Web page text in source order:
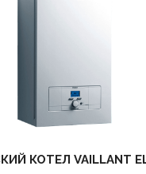
КОТЕЛ VAILLANT